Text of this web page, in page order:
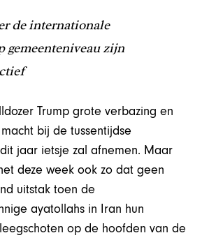
de internationale
gemeenteniveau zijn
Trump grote verbazing en
bij de tussentijdse
jaar ietsje zal afnemen. Maar
deze week ook zo dat geen
uitstak toen de
ayatollahs in Iran hun
op de hoofden van de